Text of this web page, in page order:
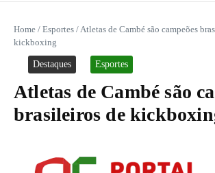
Home / Esportes /Atletas de Cambé são campeões
kickboxing
Destaques Esportes
Atletas de Cambé são
brasileiros de